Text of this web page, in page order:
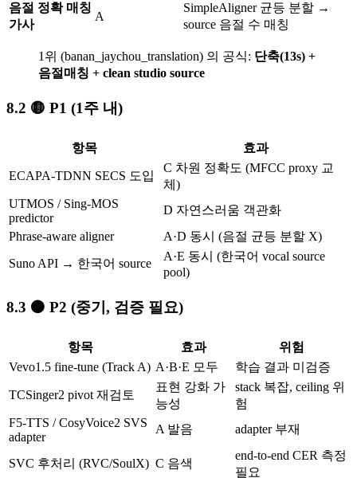
음절 정확 매칭
가사
A
SimpleAligner 균등 분할 →
source 음절 수 매칭
1위 (banan_jaychou_translation) 의 공식: 단축(13s) +
음절매칭 + clean studio source
🟡 P1 (1주 내)
항목 효과
ECAPA-TDNN SECS 도입
C 차원 정확도 (MFCC proxy 교
체)
UTMOS / Sing-MOS
predictor
D 자연스러움 객관화
Phrase-aware aligner
A·D 동시 (음절 균등 분할 X)
Suno API → 한국어 source
A·E 동시 (한국어 vocal source
pool)
🟠 P2 (중기, 검증 필요)
항목 효과
위험
Vevo1.5 fine-tune (Track A) A·B·E 모두 학습 결과 미검증
TCSinger2 pivot 재검토
표현 강화 가
능성
stack 복잡, ceiling 위
험
F5-TTS / CosyVoice2 SVS
adapter
A 발음 adapter 부재
SVC 후처리 (RVC/SoulX) C 음색
end-to-end CER 측정
필요